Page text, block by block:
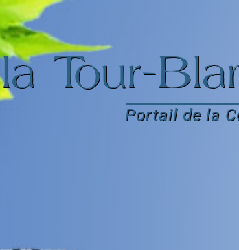
la Tour-
Portail de la